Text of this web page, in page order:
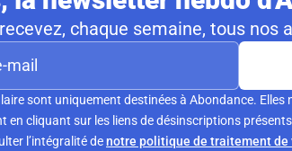
chaque semaine, tous
sont uniquement destinées à Abondance. Elles
cliquant sur les liens de désinscriptions
l’intégralité denotre politique de traitement de